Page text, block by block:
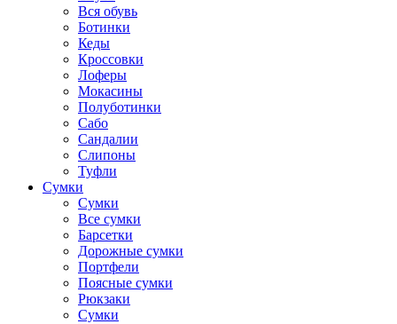
Вся обувь
Ботинки
Кеды
Кроссовки
Лоферы
Мокасины
Полуботинки
Сабо
Сандалии
Слипоны
Туфли
Сумки
Сумки
Все сумки
Барсетки
Дорожные сумки
Портфели
Поясные сумки
Рюкзаки
Сумки